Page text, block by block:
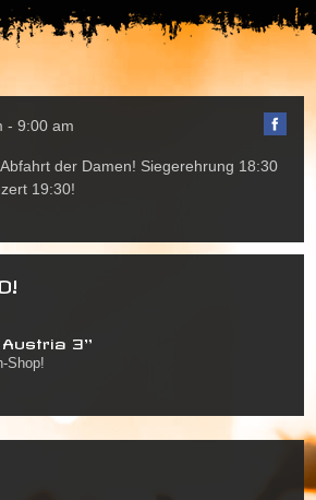
- 9:00 am
der Damen! Siegerehrung 18:30
19:30!
Austria 3"
Shop!